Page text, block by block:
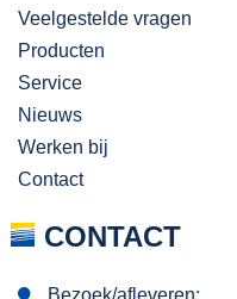
Veelgestelde vragen
Producten
Service
Nieuws
Werken bij
Contact
CONTACT
Bezoek/afleveren: